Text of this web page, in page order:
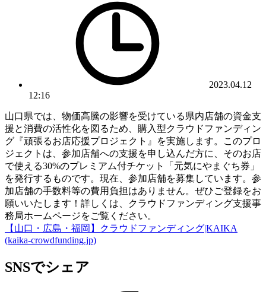
2023.04.12
12:16
山口県では、物価高騰の影響を受けている県内店舗の資金支
援と消費の活性化を図るため、購入型クラウドファンディン
グ『頑張るお店応援プロジェクト』を実施します。このプロ
ジェクトは、参加店舗への支援を申し込んだ方に、そのお店
で使える30%のプレミアム付チケット「元気にやまぐち券」
を発行するものです。現在、参加店舗を募集しています。参
加店舗の手数料等の費用負担はありません。ぜひご登録をお
願いいたします！詳しくは、クラウドファンディング支援事
務局ホームページをご覧ください。
【山口・広島・福岡】クラウドファンディング|KAIKA
(kaika-crowdfunding.jp)
SNSでシェア